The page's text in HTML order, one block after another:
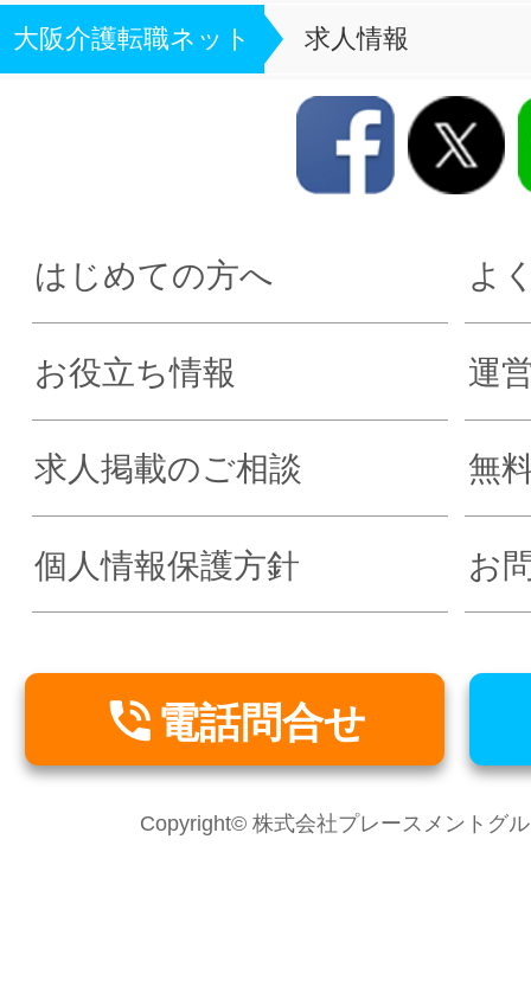
大阪介護転職ネット 求人情報
はじめての方へ よ
お役立ち情報 運
求人掲載のご相談 無
個人情報保護方針 お
 電話問合せ
Copyright© 株式会社プレースメントグ